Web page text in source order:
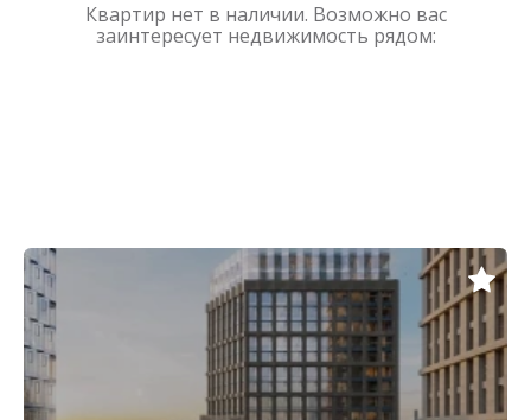
Квартир нет в наличии. Возможно вас
заинтересует недвижимость рядом: